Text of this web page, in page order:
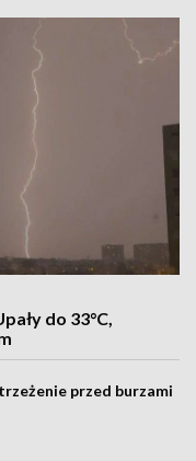
do 33°C,
przed burzami